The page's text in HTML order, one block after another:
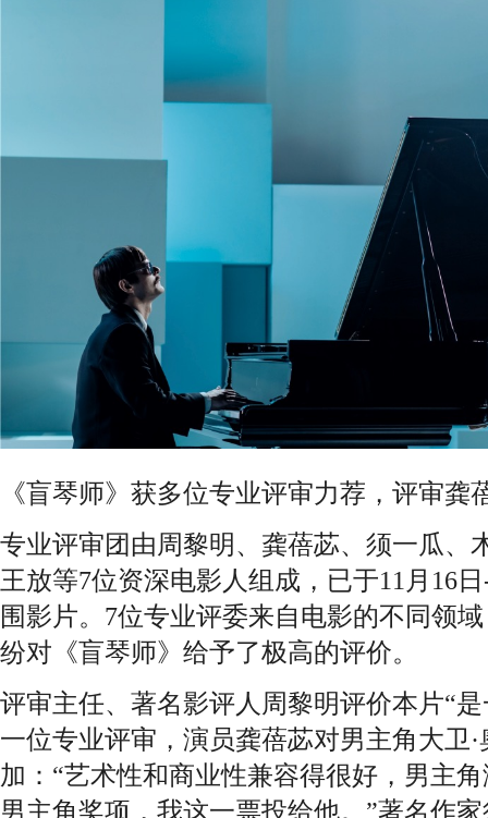
《盲琴师》获多位专业评审力荐，评审龚
专业评审团由周黎明、龚蓓苾、须一瓜、
王放等7位资深电影人组成，已于11月16
围影片。7位专业评委来自电影的不同领
纷对《盲琴师》给予了极高的评价。
评审主任、著名影评人周黎明评价本片“
一位专业评审，演员龚蓓苾对男主角大卫
加：“艺术性和商业性兼容得很好，男主
男主角奖项，我这一票投给他。”著名作